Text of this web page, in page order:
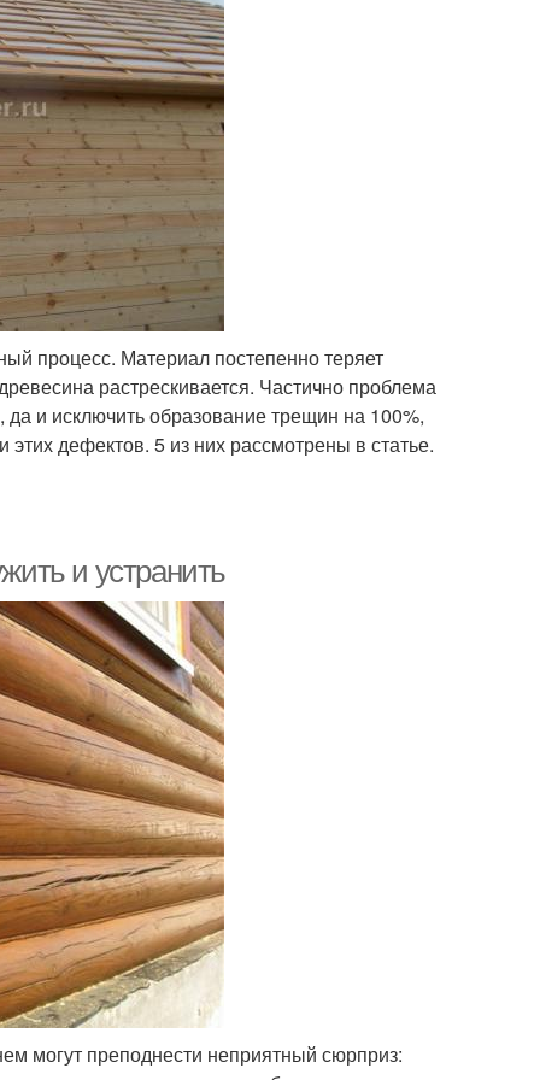
процесс. Материал постепенно теряет
растрескивается. Частично проблема
и исключить образование трещин на 100%,
дефектов. 5 из них рассмотрены в статье.
и устранить
могут преподнести неприятный сюрприз: